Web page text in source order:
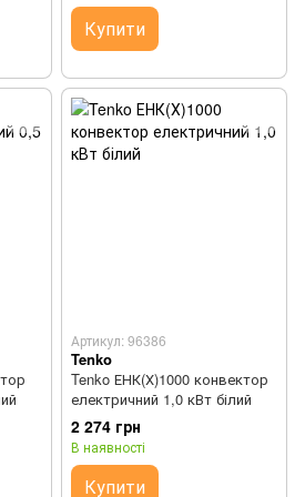
Купити
Артикул: 96386
Tenko
Tenko ЕНК(Х)1000 конвектор
електричний 1,0 кВт білий
2 274 грн
В наявності
Купити